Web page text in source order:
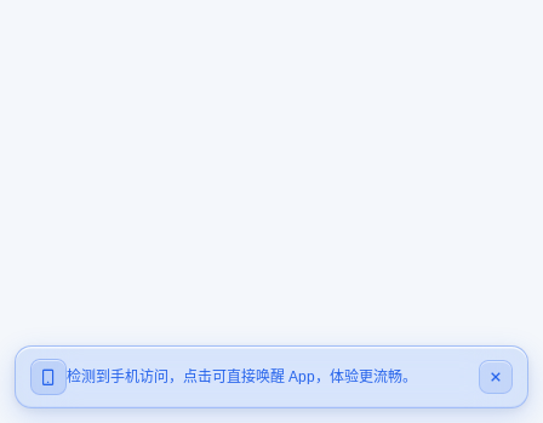
检测到手机访问，点击可直接唤醒 App，体验更流畅。